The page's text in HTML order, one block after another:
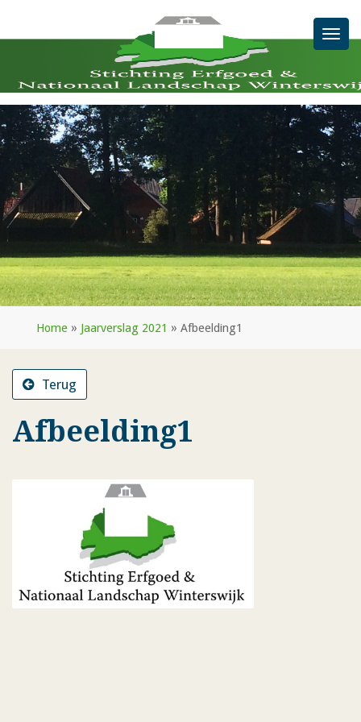
Home » Jaarverslag 2021 » Afbeelding1
Terug
Afbeelding1